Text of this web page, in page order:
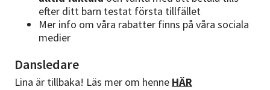
efter ditt barn testat första tillfället
Mer info om våra rabatter finns på våra sociala
medier
Dansledare
Lina är tillbaka! Läs mer om henne HÄR